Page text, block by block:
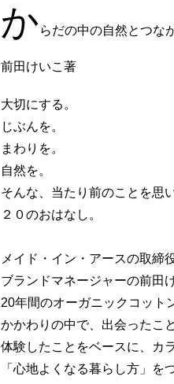
からだの中の自然とつな
前田けいこ著
大切にする。
じぶんを。
まわりを。
自然を。
そんな、当たり前のことを思
２０のおはなし。
メイド・イン・アースの取締
ブランドマネージャーの前田
20年間のオーガニックコット
かかわりの中で、出会ったこ
体験したことをベースに、カ
「心地よくなる暮らし方」を